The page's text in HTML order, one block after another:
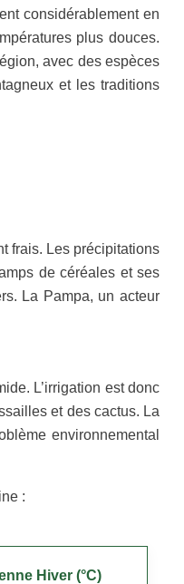
considérablement en
plus douces.
avec des espèces
et les traditions
frais. Les précipitations
de céréales et ses
La Pampa, un acteur
L’irrigation est donc
et des cactus. La
environnemental
:
Hiver (°C)